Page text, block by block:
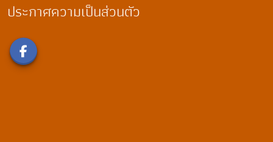
ประกาศความเป็นส่วนตัว